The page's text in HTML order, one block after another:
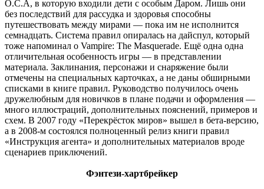
О.С.А, в которую входили дети с особым Даром. Лишь они
без последствий для рассудка и здоровья способны
путешествовать между мирами — пока им не исполнится
семнадцать. Система правил опиралась на дайспул, который
тоже напоминал о Vampire: The Masquerade. Ещё одна одна
отличительная особенность игры — в представлении
материала. Заклинания, персонажи и снаряжение были
отмечены на специальных карточках, а не даны обширными
списками в книге правил. Руководство получилось очень
дружелюбным для новичков в плане подачи и оформления —
много иллюстраций, дополнительных пояснений, примеров и
схем. В 2007 году «Перекрёсток миров» вышел в бета-версию,
а в 2008-м состоялся полноценный релиз книги правил
«Инструкция агента» и дополнительных материалов вроде
сценариев приключений.
Фэнтези-хартбрейкер